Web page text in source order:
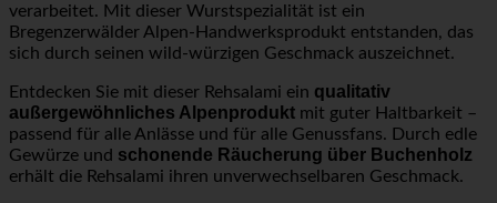
verarbeitet. Mit dieser Wurstspezialität ist ein
Bregenzerwälder Alpen-Handwerksprodukt entstanden, das
sich durch seinen wild-würzigen Geschmack auszeichnet.
Entdecken Sie mit dieser Rehsalami ein qualitativ
außergewöhnliches Alpenprodukt mit guter Haltbarkeit –
passend für alle Anlässe und für alle Genussfans. Durch edle
Gewürze und schonende Räucherung über Buchenholz
erhält die Rehsalami ihren unverwechselbaren Geschmack.